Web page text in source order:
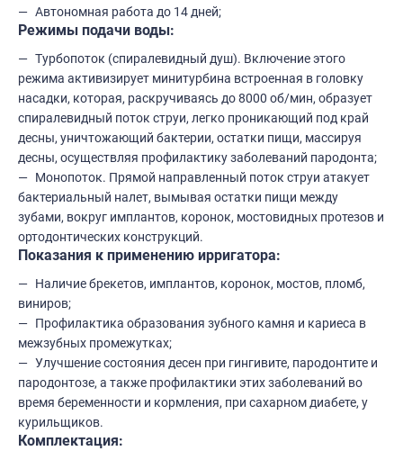
Автономная работа до 14 дней;
Режимы подачи воды:
Турбопоток (спиралевидный душ). Включение этого
режима активизирует минитурбина встроенная в головку
насадки, которая, раскручиваясь до 8000 об/мин, образует
спиралевидный поток струи, легко проникающий под край
десны, уничтожающий бактерии, остатки пищи, массируя
десны, осуществляя профилактику заболеваний пародонта;
Монопоток. Прямой направленный поток струи атакует
бактериальный налет, вымывая остатки пищи между
зубами, вокруг имплантов, коронок, мостовидных протезов и
ортодонтических конструкций.
Показания к применению ирригатора:
Наличие брекетов, имплантов, коронок, мостов, пломб,
виниров;
Профилактика образования зубного камня и кариеса в
межзубных промежутках;
Улучшение состояния десен при гингивите, пародонтите и
пародонтозе, а также профилактики этих заболеваний во
время беременности и кормления, при сахарном диабете, у
курильщиков.
Комплектация: